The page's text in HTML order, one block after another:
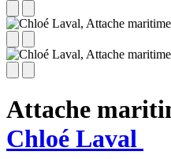
Attache
Chloé Laval